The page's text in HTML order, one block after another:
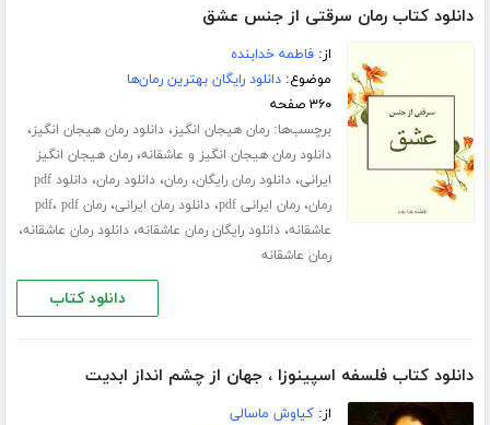
دانلود کتاب رمان سرقتی از جنس عشق
از:فاطمه خدابنده
موضوع:دانلود رایگان بهترین رمان‌ها
۳۶۰ صفحه
برچسب‌ها:رمان هیجان انگیز،دانلود رمان هیجان انگیز،
دانلود رمان هیجان انگیز و عاشقانه،رمان هیجان انگیز
ایرانی،دانلود رمان رایگان،رمان،دانلود رمان،
دانلود pdf
رمان،رمان ایرانی pdf ،دانلود رمان ایرانی،رمان pdf ، pdf
عاشقانه،دانلود رایگان رمان عاشقانه،دانلود رمان عاشقانه،
رمان عاشقانه
دانلود کتاب
دانلود کتاب فلسفه اسپینوزا ، جهان از چشم انداز ابدیت
از:کیاوش ماسالی